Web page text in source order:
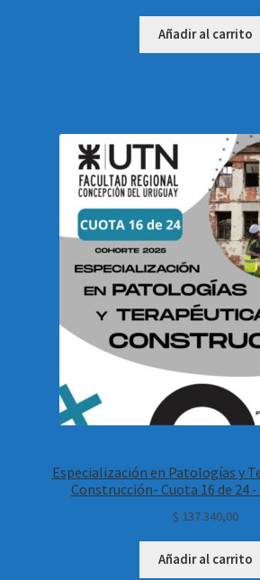
Añadir al carrito
Especialización en Patologías y
Construcción- Cuota 16 de 24
$ 137.340,00
Añadir al carrito